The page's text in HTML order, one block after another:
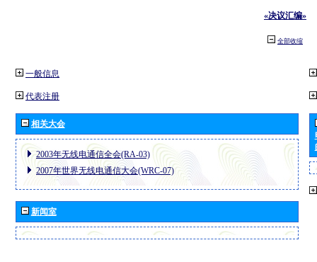
«决议汇编»
全部收缩
一般信息
代表注册
相关大会
2003年无线电通信全会(RA-03)
2007年世界无线电通信大会(WRC-07)
新闻室